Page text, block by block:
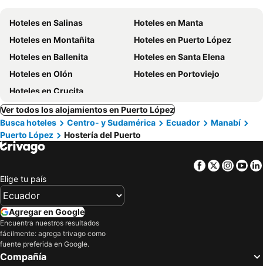
Hoteles en Salinas
Hoteles en Manta
Hoteles en Montañita
Hoteles en Puerto López
Hoteles en Ballenita
Hoteles en Santa Elena
Hoteles en Olón
Hoteles en Portoviejo
Hoteles en Crucita
Ver todos los alojamientos en Puerto López
Busca hoteles
Centro- y Sudamérica Ecuador
Manabí
Puerto López
Hostería del Puerto
Facebook
Twitter
Elige tu país
Agregar en Google
Encuentra nuestros resultados
fácilmente: agrega trivago como
fuente preferida en Google.
Compañía